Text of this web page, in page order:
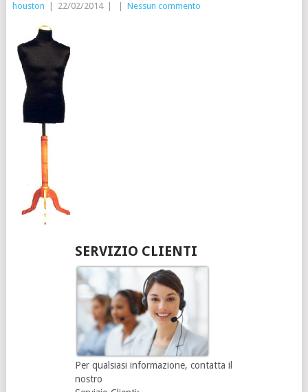
houston 22/02/2014 Nessun commento
SERVIZIO CLIENTI
Per qualsiasi informazione, contatta il
nostro